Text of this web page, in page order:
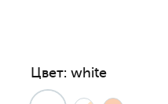
Цвет: white